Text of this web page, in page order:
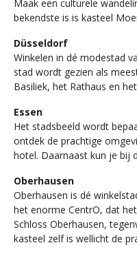
Maak een culturele
bekendste is is kasteel
Düsseldorf
Winkelen in dé modestad
stad wordt gezien als
Basiliek, het Rathaus en
Essen
Het stadsbeeld wordt
ontdek de prachtige
hotel. Daarnaast kun je bij
Oberhausen
Oberhausen is dé
het enorme CentrO, dat
Schloss Oberhausen,
kasteel zelf is wellicht de